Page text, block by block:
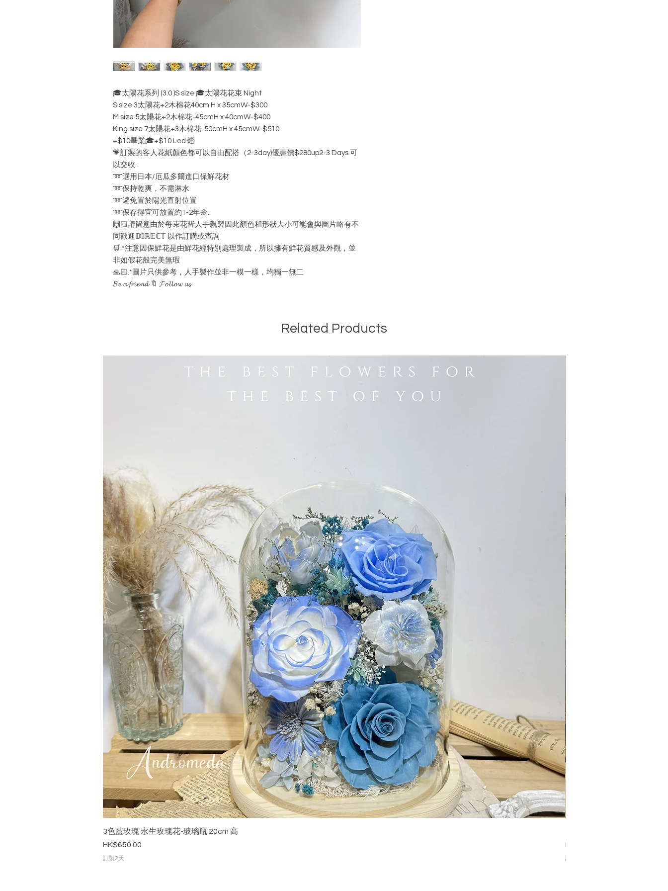
🎓太陽花系列 (3.0 )S size 🎓太陽花花束 Night
S size 3太陽花+2木棉花40cm H x 35cmW-$300
M size 5太陽花+2木棉花-45cmH x 40cmW-$400
King size 7太陽花+3木棉花-50cmH x 45cmW-$510
+$10畢業🎓+$10 Led 燈
💗訂製的客人花紙顏色都可以自由配搭（2-3day)優惠價$280up2-3 Days 可
以交收.
➿選用日本/厄瓜多爾進口保鮮花材
➿保持乾爽，不需淋水
➿避免置於陽光直射位置
➿保存得宜可放置約1-2年🌼.
🙌🏻請留意由於每束花㫮人手親製因此顏色和形狀大小可能會與圖片略有不
同歡迎𝔻𝕀ℝ𝔼ℂ𝕋 以作訂購或查詢
🛒.*注意因保鮮花是由鮮花經特別處理製成，所以擁有鮮花質感及外觀，並
非如假花般完美無瑕
🙏🏻.*圖片只供參考，人手製作並非一模一樣，均獨一無二
𝓑𝓮 𝓪 𝓯𝓻𝓲𝓮𝓷𝓭 🔖 𝓕𝓸𝓵𝓵𝓸𝔀 𝓾𝓼
Related Products
3色藍玫瑰 永生玫瑰花-玻璃瓶 20cm 高
價格
HK$650.00
訂製2天
價格
HK$888.00
訂製2天